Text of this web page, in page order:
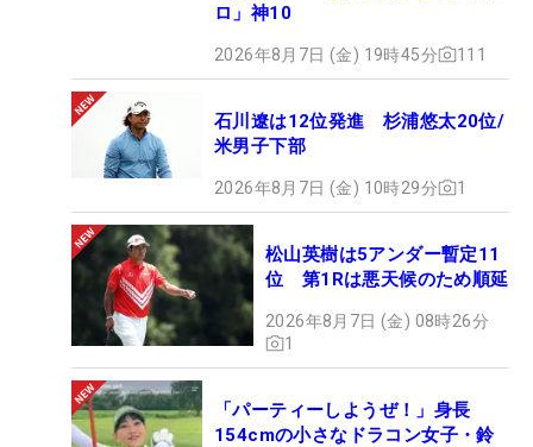
ロ」神10
2026年8月7日 (金) 19時45分 111
石川遼は12位発進 杉浦悠太20位/
米男子下部
2026年8月7日 (金) 10時29分 1
松山英樹は5アンダー暫定11
位 第1Rは悪天候のため順延
2026年8月7日 (金) 08時26分
1
「パーティーしようぜ！」身長
154cmの小さなドラコン女子・鈴